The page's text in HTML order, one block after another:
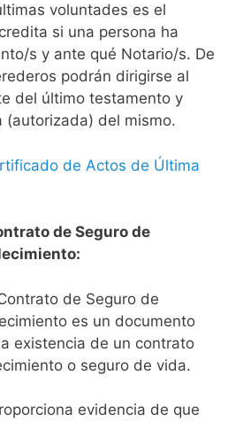
voluntades es el
si una persona ha
s y ante qué Notario/s. De
podrán dirigirse al
del último testamento y
(autorizada) del mismo.
de Actos de Última
de Seguro de
de Seguro de
es un documento
existencia de un contrato
o seguro de vida.
evidencia de que